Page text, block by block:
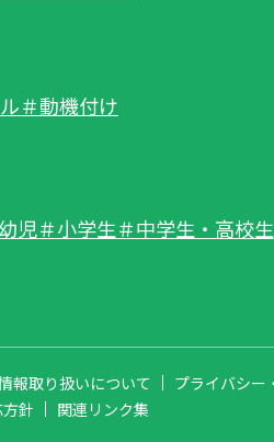
＃動機付け
児＃小学生＃中学生・高校生
報取り扱いについて
プライバシー
針 関連リンク集